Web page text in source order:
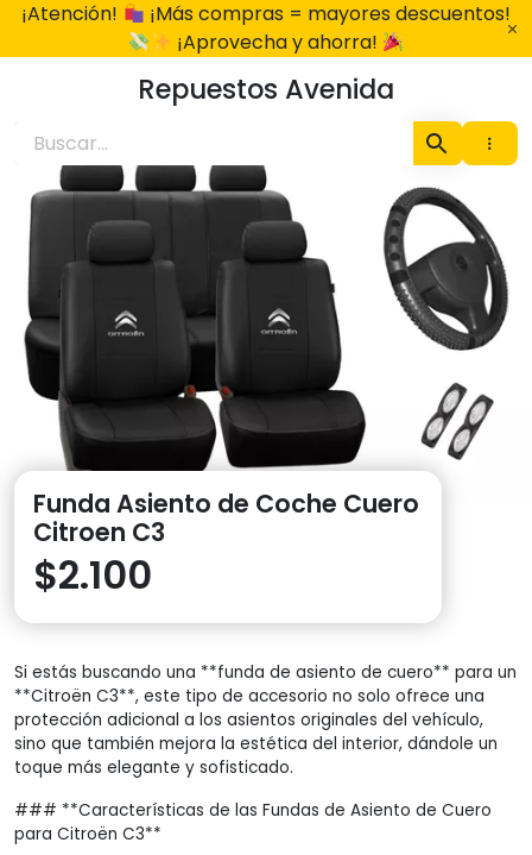
¡Atención!
¡Más compras = mayores descuentos!
¡Aprovecha y ahorra!
Repuestos Avenida
Funda Asiento de Coche Cuero
Citroen C3
$2.100
Si estás buscando una **funda de asiento de cuero** para un
**Citroën C3**, este tipo de accesorio no solo ofrece una
protección adicional a los asientos originales del vehículo,
sino que también mejora la estética del interior, dándole un
toque más elegante y sofisticado.
### **Características de las Fundas de Asiento de Cuero
para Citroën C3**